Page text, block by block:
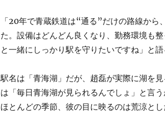
「20年で青蔵鉄道は“通る”だけの路線か
た。設備はどんどん良くなり、勤務環境も
と一緒にしっかり駅を守りたいですね」と語
駅名は「青海湖」だが、趙磊が実際に湖を
は「毎日青海湖が見られるんでしょ」と言
ほとんどの季節、彼の目に映るのは荒涼とし